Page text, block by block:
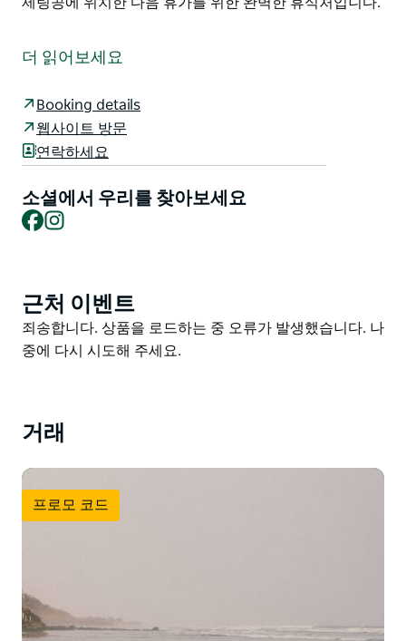
고 있으며 새들백 산에서 바다까지 펼쳐지는 환상적인 북
새롭게 건축학적으로 설계된 이 집은 웨리 해변 북쪽 끝과
그림 같은 키아마 해안 산책로 시작점에서 불과 100미터
거리에 있습니다.
내 그리고 다용도로 활용 가능한 야외 공간이 여러분을 편
안하게 맞이할 것입니다.
장이 마련되어 있습니다.
솔트워터는 시드니에서 남쪽으로 2시간도 채 걸리지 않
는 뉴사우스웨일즈 주 제링공에 위치한 다음 휴가를 위한
더 읽어보세요
Booking details
웹사이트 방문
연락하세요
소셜에서 우리를 찾아보세요
Facebook
Product
List
근처 이벤트
Product
List
죄송합니다. 상품을 로드하는 중 오류가 발생했습니다. 나
중에 다시 시도해 주세요.
거래
프로모 코드